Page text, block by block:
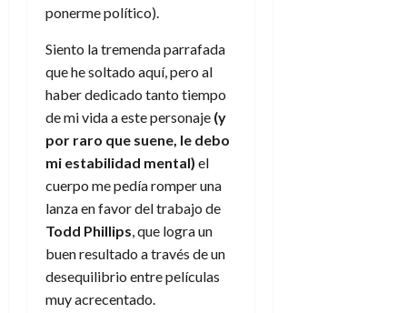
ponerme político).
Siento la tremenda parrafada
que he soltado aquí, pero al
haber dedicado tanto tiempo
de mi vida a este personaje (y
por raro que suene, le debo
mi estabilidad mental) el
cuerpo me pedía romper una
lanza en favor del trabajo de
Todd Phillips, que logra un
buen resultado a través de un
desequilibrio entre películas
muy acrecentado.